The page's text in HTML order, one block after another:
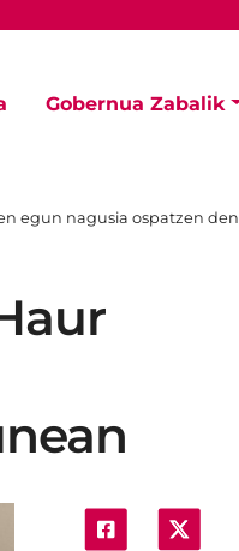
Gobernua Zabalik
egun nagusia ospatzen den